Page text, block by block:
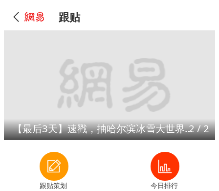
跟贴
【最后3天】速戳，抽哈尔滨冰雪大世界门票！2/2
跟贴策划 今日排行